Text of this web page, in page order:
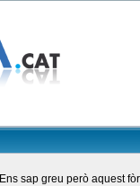
Ens sap greu però aquest